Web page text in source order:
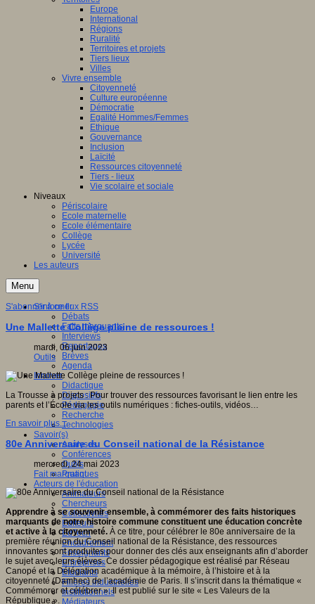
Europe
International
Régions
Ruralité
Territoires et projets
Tiers lieux
Villes
Vivre ensemble
Citoyenneté
Culture européenne
Démocratie
Egalité Hommes/Femmes
Ethique
Gouvernance
Inclusion
Laïcité
Ressources citoyenneté
Tiers - lieux
Vie scolaire et sociale
Niveaux
Périscolaire
Ecole maternelle
Ecole élémentaire
Collège
Lycée
Université
Les auteurs
Menu
S'informer
Débats
Faits marquants
Interviews
Reportages
Brèves
Agenda
Innover
Didactique
Dispositifs
Pédagogie
Recherche
Technologies
Savoir(s)
Analyses
Conférences
Outils
Pratiques
Acteurs de l'éducation
Animateurs
Chercheurs
Collectivités
Editeurs
EdTech
Encadrement
Enseignants
Entreprises
Etudiants
Filières industrielles
Institutionnels
Médiateurs
S'abonner à ce flux RSS
Une Mallette Collège pleine de ressources !
mardi, 06 juin 2023
Outils
La Trousse à projets : Pour trouver des ressources favorisant le lien entre les
parents et l’École via les outils numériques : fiches-outils, vidéos…
En savoir plus...
80e Anniversaire du Conseil national de la Résistance
mercredi, 24 mai 2023
Fait marquant
Apprendre à se souvenir ensemble, à commémorer des faits historiques
marquants de notre histoire commune constituent une éducation concrète
et active à la citoyenneté. À ce titre, pour célébrer le 80e anniversaire de la
première réunion du Conseil national de la Résistance, des ressources
innovantes sont produites pour donner des clés aux enseignants afin d’aborder
le sujet avec leurs élèves. Ce dossier pédagogique est réalisé par Réseau
Canopé et la Délégation académique à la mémoire, à l’histoire et à la
citoyenneté (Damhec) de l’académie de Paris. Il s’inscrit dans la thématique «
Commémorer et célébrer ». Il est publié sur le site « Les Valeurs de la
République ».